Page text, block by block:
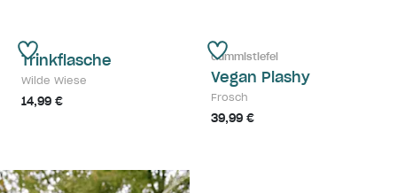
Trinkflasche
Wilde Wiese
14,99 €
Gummistiefel
Vegan Plashy
Frosch
39,99 €